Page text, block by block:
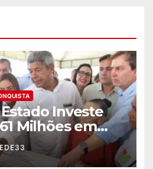
Investe
Milhões em
Regional para